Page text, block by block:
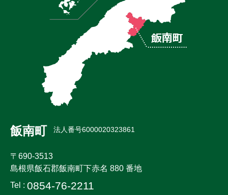
飯南町 法人番号6000020323861
〒690-3513
島根県飯石郡飯南町下赤名 880 番地
Tel : 0854-76-2211